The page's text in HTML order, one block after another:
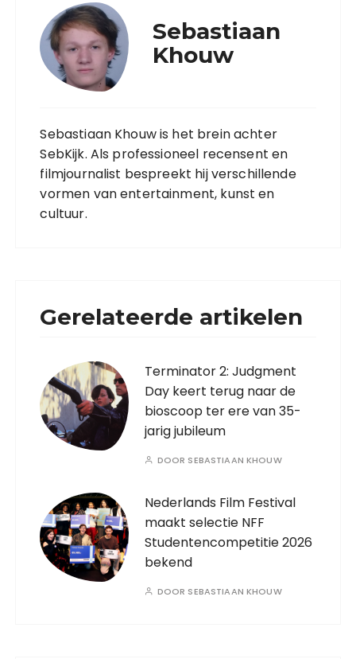
Sebastiaan
Khouw
Sebastiaan Khouw is het brein achter
SebKijk. Als professioneel recensent en
filmjournalist bespreekt hij verschillende
vormen van entertainment, kunst en
cultuur.
Gerelateerde artikelen
Terminator 2: Judgment
Day keert terug naar de
bioscoop ter ere van 35-
jarig jubileum
DOOR SEBASTIAAN KHOUW
Nederlands Film Festival
maakt selectie NFF
Studentencompetitie 2026
bekend
DOOR SEBASTIAAN KHOUW